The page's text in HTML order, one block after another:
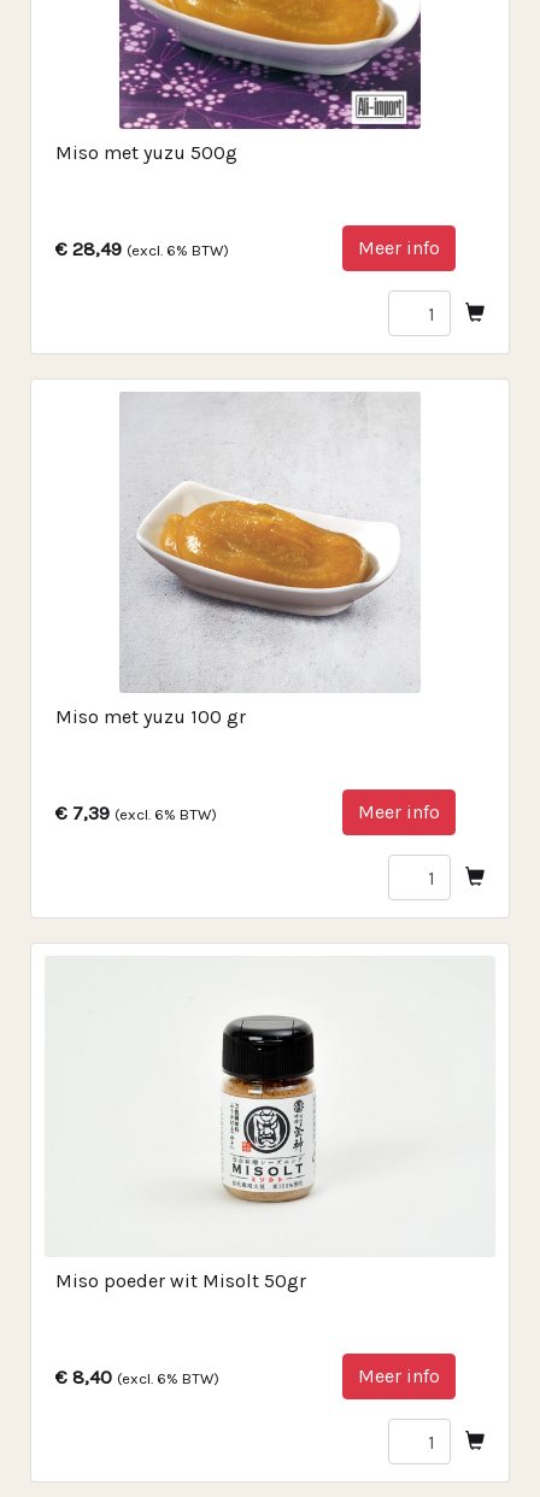
Miso met yuzu 500g
€ 28,49 (excl. 6% BTW) Meer info
Miso met yuzu 100 gr
€ 7,39 (excl. 6% BTW) Meer info
Miso poeder wit Misolt 50gr
€ 8,40 (excl. 6% BTW) Meer info